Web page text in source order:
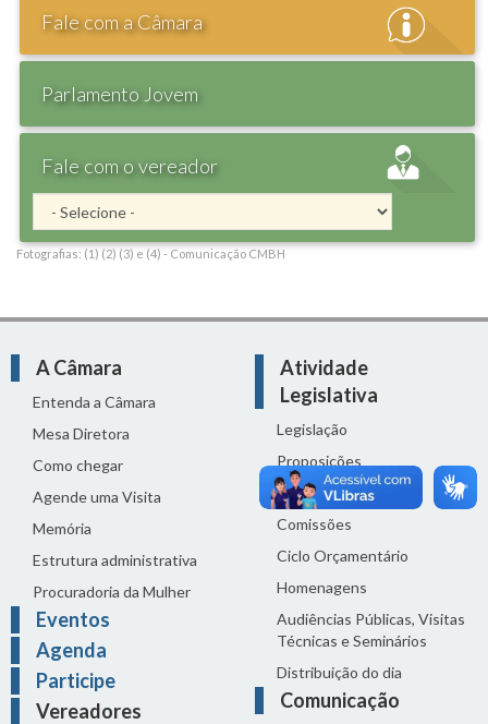
Fale com a Câmara
Parlamento Jovem
Fale com o vereador
Fotografias: (1) (2) (3) e (4) - Comunicação CMBH
A Câmara
Entenda a Câmara
Mesa Diretora
Como chegar
Agende uma Visita
Memória
Estrutura administrativa
Procuradoria da Mulher
Eventos
Agenda
Participe
Vereadores
Atividade
Legislativa
Legislação
Proposições
Reuniões
Comissões
Ciclo Orçamentário
Homenagens
Audiências Públicas, Visitas
Técnicas e Seminários
Distribuição do dia
Comunicação